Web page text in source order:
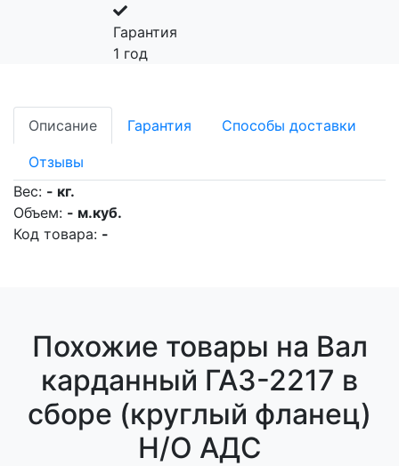
Гарантия
1 год
Описание Гарантия Способы доставки
Отзывы
Вес: - кг.
Объем: - м.куб.
Код товара: -
Похожие товары на Вал
карданный ГАЗ-2217 в
сборе (круглый фланец)
Н/О АДС